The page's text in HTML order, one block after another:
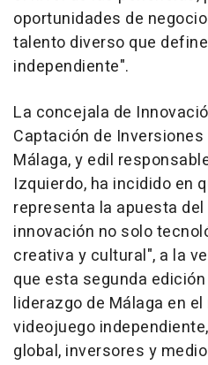
oportunidades de
talento diverso que
independiente".
La concejala de
Captación de
Málaga, y edil
Izquierdo, ha incidido en
representa la apuesta
innovación no solo
creativa y cultural", a la
que esta segunda
liderazgo de Málaga en
videojuego
global, inversores y